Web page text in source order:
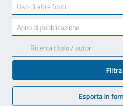
Uso di altre fonti
results
Anno di pubblicazione
17
results
available
Filtra
Esporta in